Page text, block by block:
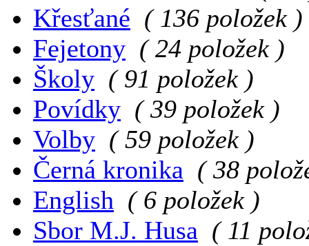
Křesťané ( 136 položek )
Fejetony ( 24 položek )
Školy ( 91 položek )
Povídky ( 39 položek )
Volby ( 59 položek )
Černá kronika ( 38
English ( 6 položek )
Sbor M.J. Husa ( 11